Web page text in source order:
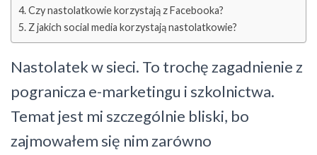
Czy nastolatkowie korzystają z Facebooka?
Z jakich social media korzystają nastolatkowie?
Nastolatek w sieci. To trochę zagadnienie z
pogranicza e-marketingu i szkolnictwa.
Temat jest mi szczególnie bliski, bo
zajmowałem się nim zarówno